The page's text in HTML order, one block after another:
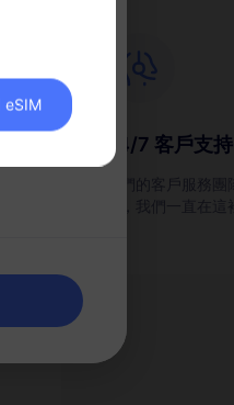
並
24/7 客戶支持
eSIM